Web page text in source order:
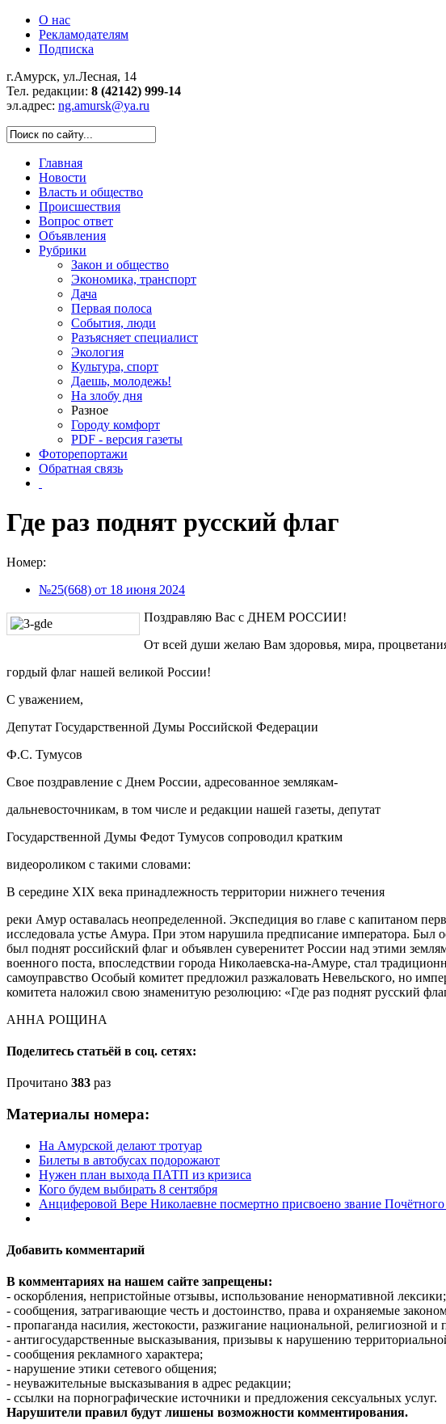
О нас
Рекламодателям
Подписка
г.Амурск, ул.Лесная, 14
Тел. редакции: 8 (42142) 999-14
эл.адрес: ng.amursk@ya.ru
Главная
Новости
Власть и общество
Происшествия
Вопрос ответ
Объявления
Рубрики
Закон и общество
Экономика, транспорт
Дача
Первая полоса
События, люди
Разъясняет специалист
Экология
Культура, спорт
Даешь, молодежь!
На злобу дня
Разное
Городу комфорт
PDF - версия газеты
Фоторепортажи
Обратная связь
Где раз поднят русский флаг
Номер:
№25(668) от 18 июня 2024
Поздравляю Вас с ДНЕМ РОССИИ!
От всей души желаю Вам здоровья, мира,
гордый флаг нашей великой России!
С уважением,
Депутат Государственной Думы Российской Федерации
Ф.С. Тумусов
Свое поздравление с Днем России, адресованное землякам-
дальневосточникам, в том числе и редакции нашей газеты, депутат
Государственной Думы Федот Тумусов сопроводил кратким
видеороликом с такими словами:
В середине ХIX века принадлежность территории нижнего течения
реки Амур оставалась неопределенной. Экспедиция во главе с капитаном
исследовала устье Амура. При этом нарушила предписание императора. Был
был поднят российский флаг и объявлен суверенитет России над этими
военного поста, впоследствии города Николаевска-на-Амуре, стал
самоуправство Особый комитет предложил разжаловать Невельского, но
комитета наложил свою знаменитую резолюцию: «Где раз поднят русский
АННА РОЩИНА
Поделитесь статьёй в соц. сетях:
Прочитано 383 раз
Материалы номера:
На Амурской делают тротуар
Билеты в автобусах подорожают
Нужен план выхода ПАТП из кризиса
Кого будем выбирать 8 сентября
Анциферовой Вере Николаевне посмертно присвоено звание
Добавить комментарий
В комментариях на нашем сайте запрещены:
- оскорбления, непристойные отзывы, использование ненормативной лексики;
- сообщения, затрагивающие честь и достоинство, права и охраняемые
- пропаганда насилия, жестокости, разжигание национальной, религиозной и
- антигосударственные высказывания, призывы к нарушению
- сообщения рекламного характера;
- нарушение этики сетевого общения;
- неуважительные высказывания в адрес редакции;
- ссылки на порнографические источники и предложения сексуальных услуг.
Нарушители правил будут лишены возможности комментирования.